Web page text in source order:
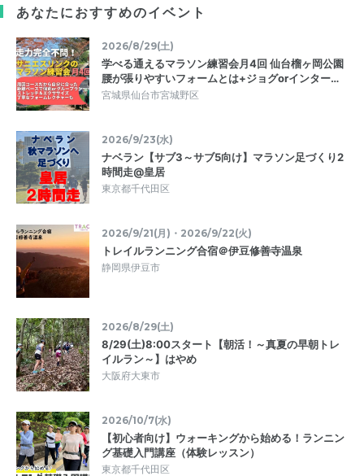
あなたにおすすめのイベント
2026/8/29(土)
学べる通えるマラソン練習会月4回 仙台榴ヶ岡公園
腰が張りやすいフォームとは+ジョグorインター…
宮城県仙台市宮城野区
2026/9/23(水)
ナベラン【サブ3～サブ5向け】マラソン足づくり2
時間走@皇居
東京都千代田区
2026/9/21(月)・2026/9/22(火)
トレイルランニング合宿＠伊豆修善寺温泉
静岡県伊豆市
2026/8/29(土)
8/29(土)8:00スタート【朝活！～真夏の早朝トレ
イルラン～】はやめ
大阪府大東市
2026/10/7(水)
【初心者向け】ウォーキングから始める！ランニン
グ基礎入門講座（体験レッスン）
東京都千代田区